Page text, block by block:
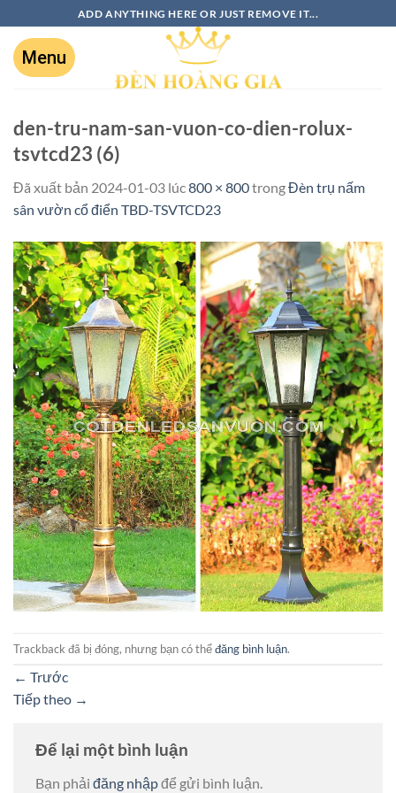
ADD ANYTHING HERE OR JUST REMOVE IT...
den-tru-nam-san-vuon-co-dien-rolux-
tsvtcd23 (6)
Đã xuất bản 2024-01-03 lúc800 × 800trongĐèn trụ nấm
sân vườn cổ điển TBD-TSVTCD23
Trackback đã bị đóng, nhưng bạn có thểđăng bình luận.
← Trước
Tiếp theo →
Để lại một bình luận
Bạn phải đăng nhậpđể gửi bình luận.